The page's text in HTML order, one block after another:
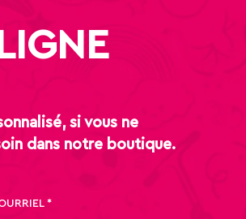
si vous ne
dans notre boutique.